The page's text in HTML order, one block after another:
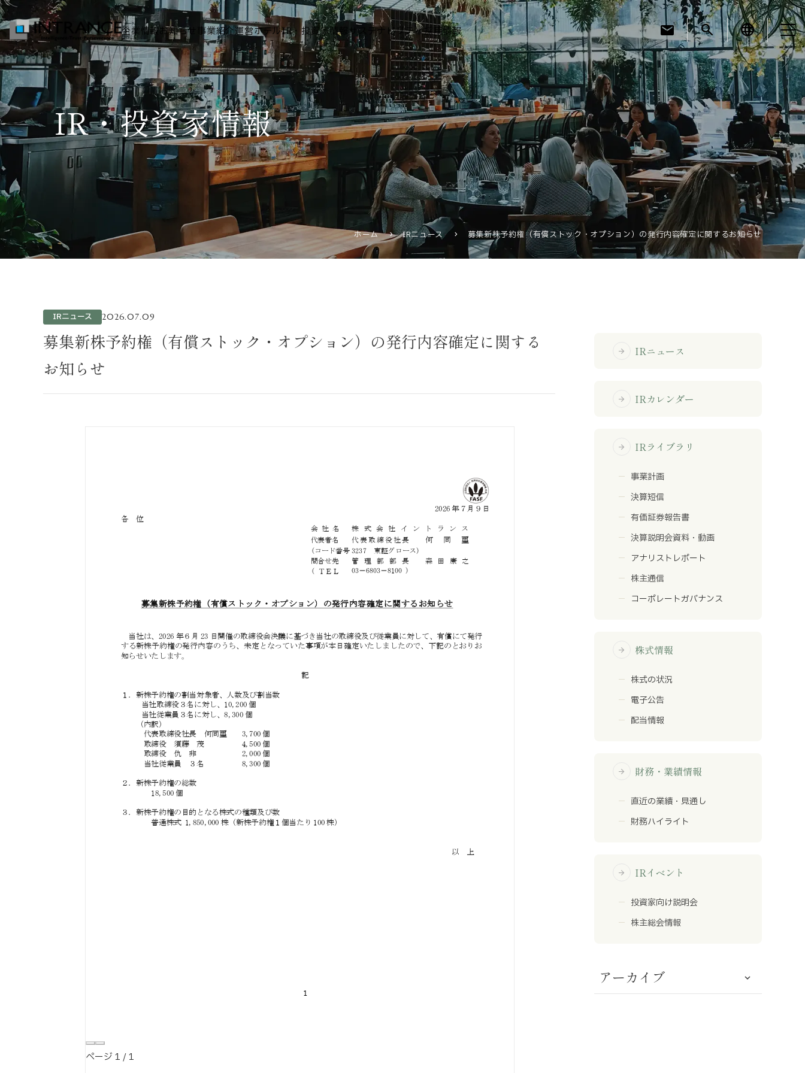
企業情報お知らせ 事業紹介運営ホテルIR・投資家情報 サステナビリティ採用情報 mail search language
トップ
企業情報
会社概要
代表者挨拶
グループ一覧
経営理念
事業紹介
インバウンド送客事業
運営ホテル
IR・投資家情報
IRニュース
IRカレンダー
IRライブラリ
株式情報
財務・業績情報
IRイベント
マテリアリティ
取組事例
お知らせ
お役立ちコラム
採用情報
お問い合わせ
IR・投資家情報
ホーム IRニュース 募集新株予約権（有償ストック・オプション）の発行内容確定に関するお知らせ
IRニュース 2026.07.09
募集新株予約権（有償ストック・オプション）の発行内容確定に関する
お知らせ
ページ 1 /1
arrow_forward IRニュース
arrow_forward IRカレンダー
arrow_forward IRライブラリ
事業計画
決算短信
有価証券報告書
決算説明会資料・動画
アナリストレポート
株主通信
コーポレートガバナンス
arrow_forward 株式情報
株式の状況
電子公告
配当情報
arrow_forward 財務・業績情報
直近の業績・見通し
財務ハイライト
arrow_forward IRイベント
投資家向け説明会
株主総会情報
アーカイブ